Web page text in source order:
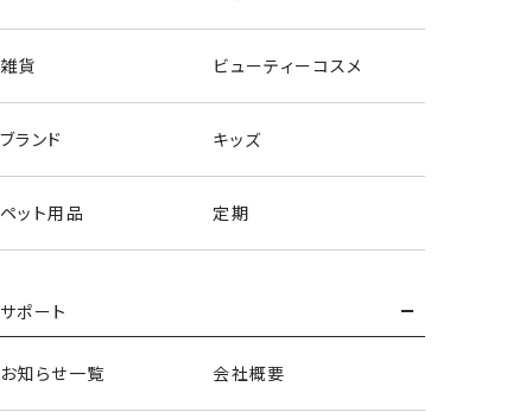
雑貨 ビューティーコスメ
ブランド キッズ
ペット用品 定期
サポート
お知らせ一覧 会社概要